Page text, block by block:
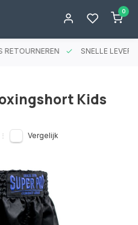
0
RETOURNEREN SNELLE
Kids
Vergelijk